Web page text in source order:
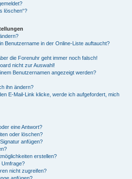
löschen“?
Benutzername in der Online-Liste auftaucht?
die Forenuhr geht immer noch falsch!
nicht zur Auswahl!
Benutzernamen angezeigt werden?
ihn ändern?
E-Mail-Link klicke, werde ich aufgefordert, mich
eine Antwort?
oder löschen?
anfügen?
erstellen?
Umfrage?
nicht zugreifen?